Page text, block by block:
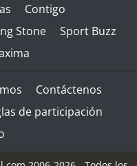
Contigo
Stone
Sport Buzz
Contáctenos
de participación